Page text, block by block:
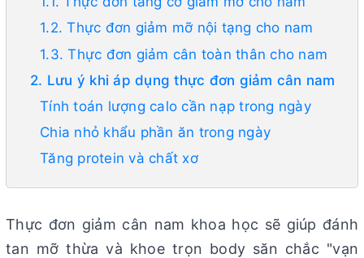
1.2. Thực đơn giảm mỡ nội tạng cho nam
1.3. Thực đơn giảm cân toàn thân cho nam
2. Lưu ý khi áp dụng thực đơn giảm cân nam
Tính toán lượng calo cần nạp trong ngày
Chia nhỏ khẩu phần ăn trong ngày
Tăng protein và chất xơ
Thực đơn giảm cân nam khoa học sẽ giúp đánh
tan mỡ thừa và khoe trọn body săn chắc "vạn